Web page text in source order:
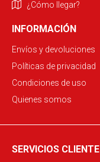
¿Cómo llegar?
INFORMACIÓN
Envíos y devoluciones
Políticas de privacidad
Condiciones de uso
Quienes somos
SERVICIOS CLIENTE